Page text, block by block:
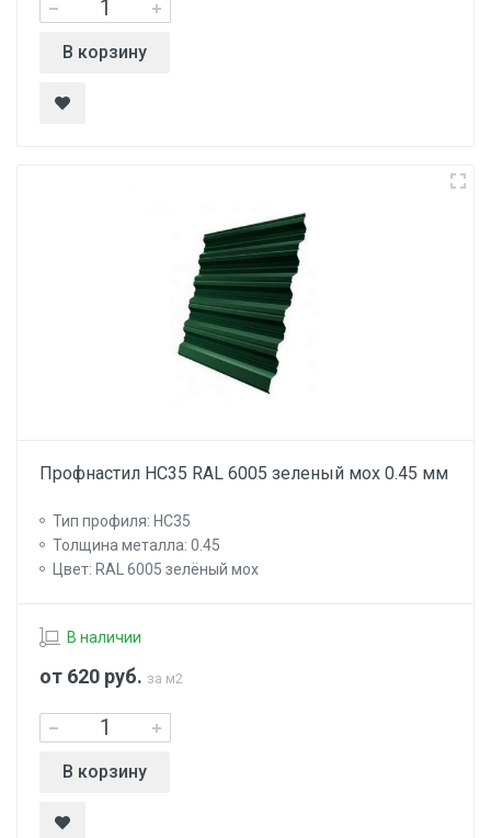
В корзину
Профнастил НС35 RAL 6005 зеленый мох 0.45 мм
Тип профиля: НС35
Толщина металла: 0.45
Цвет: RAL 6005 зелёный мох
В наличии
от 620 руб. за м2
В корзину